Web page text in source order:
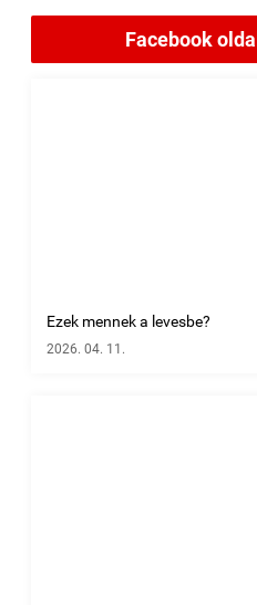
Facebook
Ezek mennek a levesbe?
2026. 04. 11.